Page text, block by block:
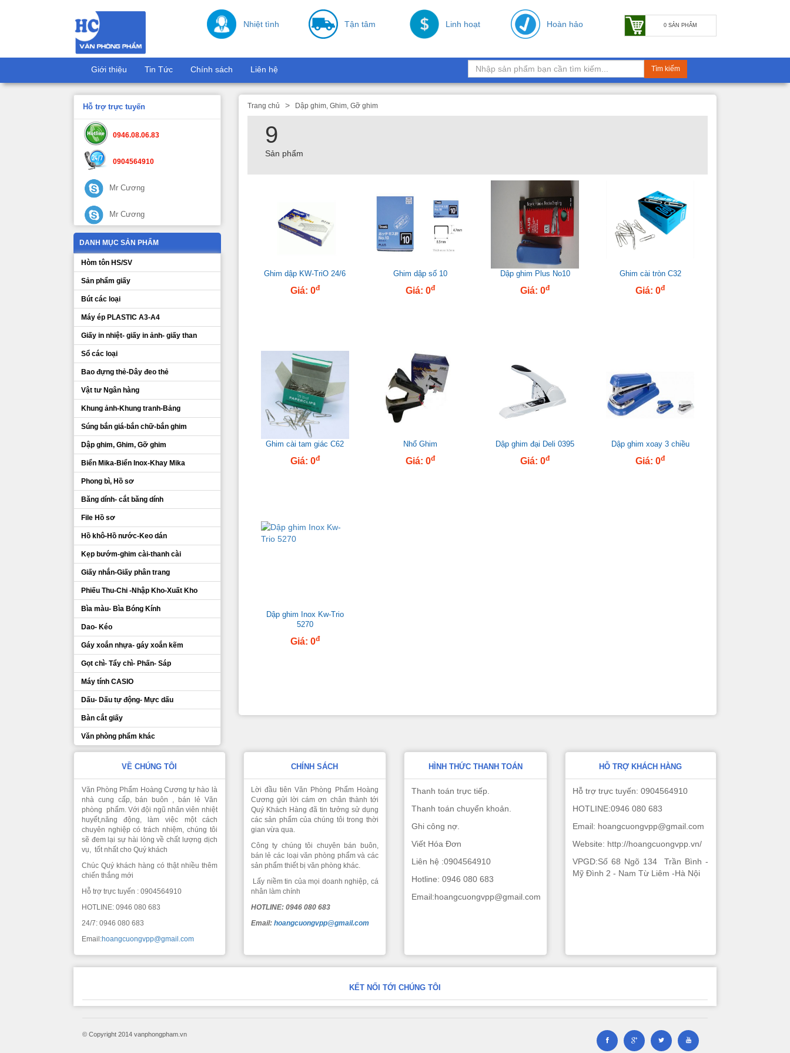
Nhiệt tình Tận tâm Linh hoạt Hoàn hảo 0 SẢN PHẨM
Giới thiệu Tin Tức Chính sách Liên hệ Tìm kiếm
Hỗ trợ trực tuyến
0946.08.06.83
0904564910
Mr Cương
Mr Cương
DANH MỤC SẢN PHẨM
Hòm tôn HS/SV
Sản phẩm giấy
Bút các loại
Máy ép PLASTIC A3-A4
Giấy in nhiệt- giấy in ảnh- giấy than
Sổ các loại
Bao đựng thẻ-Dây đeo thẻ
Vật tư Ngân hàng
Khung ảnh-Khung tranh-Bảng
Súng bắn giá-bắn chữ-bắn ghim
Dập ghim, Ghim, Gỡ ghim
Biển Mika-Biển Inox-Khay Mika
Phong bì, Hồ sơ
Băng dính- cắt băng dính
File Hồ sơ
Hồ khô-Hồ nước-Keo dán
Kẹp bướm-ghim cài-thanh cài
Giấy nhắn-Giấy phân trang
Phiếu Thu-Chi -Nhập Kho-Xuất Kho
Bìa màu- Bìa Bóng Kính
Dao- Kéo
Gáy xoắn nhựa- gáy xoắn kẽm
Gọt chì- Tẩy chì- Phấn- Sáp
Máy tính CASIO
Dấu- Dấu tự động- Mực dấu
Bàn cắt giấy
Văn phòng phẩm khác
Trang chủ Dập ghim, Ghim, Gỡ ghim
9
Sản phẩm
Ghim dập KW-TriO 24/6
Giá: 0đ
Ghim dập số 10
Giá: 0đ
Dập ghim Plus No10
Giá: 0đ
Ghim cài tròn C32
Giá: 0đ
Ghim cài tam giác C62
Giá: 0đ
Nhổ Ghim
Giá: 0đ
Dập ghim đại Deli 0395
Giá: 0đ
Dập ghim xoay 3 chiều
Giá: 0đ
Dập ghim Inox Kw-Trio
5270
Giá: 0đ
VỀ CHÚNG TÔI
Văn Phòng Phẩm Hoàng Cương tự hào là
nhà cung cấp, bán buôn , bán lẻ Văn
phòng phẩm. Với đội ngũ nhân viên nhiệt
huyết,năng động, làm việc một cách
chuyên nghiệp có trách nhiệm, chúng tôi
sẽ đem lại sự hài lòng về chất lượng dịch
vụ, tốt nhất cho Quý khách
Chúc Quý khách hàng có thật nhiều thêm
chiến thắng mới
Hỗ trợ trực tuyến : 0904564910
HOTLINE: 0946 080 683
24/7: 0946 080 683
Email:hoangcuongvpp@gmail.com
CHÍNH SÁCH
Lời đầu tiên Văn Phòng Phẩm Hoàng
Cương gửi lời cám ơn chân thành tới
Quý Khách Hàng đã tin tưởng sử dụng
các sản phẩm của chúng tôi trong thời
gian vừa qua.
Công ty chúng tôi chuyên bán buôn,
bán lẻ các loại văn phòng phẩm và các
sản phẩm thiết bị văn phòng khác.
Lấy niềm tin của mọi doanh nghiệp, cá
nhân làm chính
HOTLINE: 0946 080 683
Email: hoangcuongvpp@gmail.com
HÌNH THỨC THANH TOÁN
Thanh toán trực tiếp.
Thanh toán chuyển khoản.
Ghi công nợ.
Viết Hóa Đơn
Liên hệ :0904564910
Hotline: 0946 080 683
Email:hoangcuongvpp@gmail.com
HỖ TRỢ KHÁCH HÀNG
Hỗ trợ trực tuyến: 0904564910
HOTLINE:0946 080 683
Email: hoangcuongvpp@gmail.com
Website: http://hoangcuongvpp.vn/
VPGD:Số 68 Ngõ 134 Trần Bình -
Mỹ Đình 2 - Nam Từ Liêm -Hà Nội
KẾT NỐI TỚI CHÚNG TÔI
© Copyright 2014 vanphongpham.vn